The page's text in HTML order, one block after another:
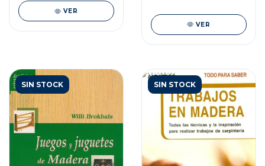
VER
VER
SIN STOCK SIN STOCK